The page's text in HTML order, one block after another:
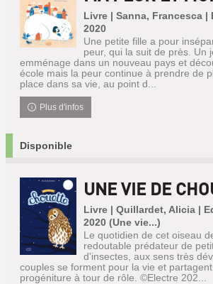
Livre | Sanna, Francesca |
2020
Une petite fille a pour
peur, qui la suit de près. Un
emménage dans un nouveau pays et
école mais la peur continue à prendre de
place dans sa vie, au point d...
Plus d'infos
Disponible
UNE VIE DE
Livre | Quillardet, Alicia |
2020 (Une vie...)
Le quotidien de cet oiseau
redoutable prédateur de
d'insectes, aux sens très
couples se forment pour la vie et
progéniture à tour de rôle. ©Electre 202...